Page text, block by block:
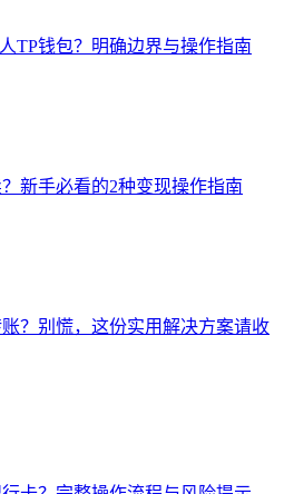
TP钱包？明确边界与操作指南
新手必看的2种变现操作指南
？别慌，这份实用解决方案请收